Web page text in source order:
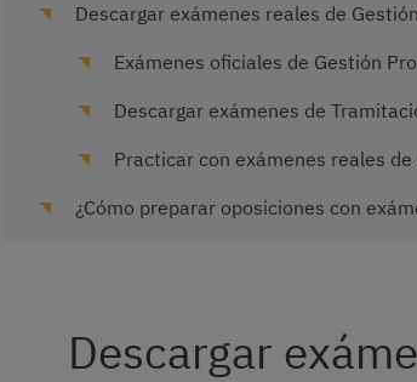
Descargar exámenes reales de
Exámenes oficiales de Gestión
Descargar exámenes de
Practicar con exámenes reales
¿Cómo preparar oposiciones con
Descargar